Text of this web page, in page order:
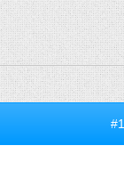
#1